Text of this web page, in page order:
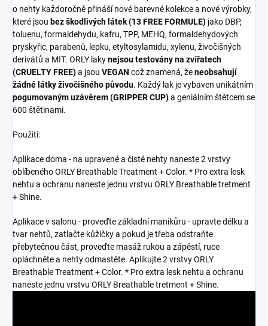
o nehty každoročně přináší nové barevné kolekce a nové výrobky,
které jsou bez škodlivých látek (13 FREE FORMULE) jako DBP,
toluenu, formaldehydu, kafru, TPP, MEHQ, formaldehydových
pryskyřic, parabenů, lepku, etyltosylamidu, xylenu, živočišných
derivátů a MIT. ORLY lakynejsou testovány na zvířatech
(CRUELTY FREE)a jsou VEGAN což znamená, ženeobsahují
žádné látky živočišného původu. Každý lak je vybaven unikátním
pogumovaným uzávěrem (GRIPPER CUP)a geniálním štětcem se
600 štětinami.
Použití:
Aplikace doma - na upravené a čisté nehty naneste 2 vrstvy
oblíbeného ORLY Breathable Treatment + Color. * Pro extra lesk
nehtu a ochranu naneste jednu vrstvu ORLY Breathable tretment
+ Shine.
Aplikace v salonu - proveďte základní manikůru - upravte délku a
tvar nehtů, zatlačte kůžičky a pokud je třeba odstraňte
přebytečnou část, proveďte masáž rukou a zápěstí, ruce
opláchněte a nehty odmastěte. Aplikujte 2 vrstvy ORLY
Breathable Treatment + Color. * Pro extra lesk nehtu a ochranu
naneste jednu vrstvu ORLY Breathable tretment + Shine.